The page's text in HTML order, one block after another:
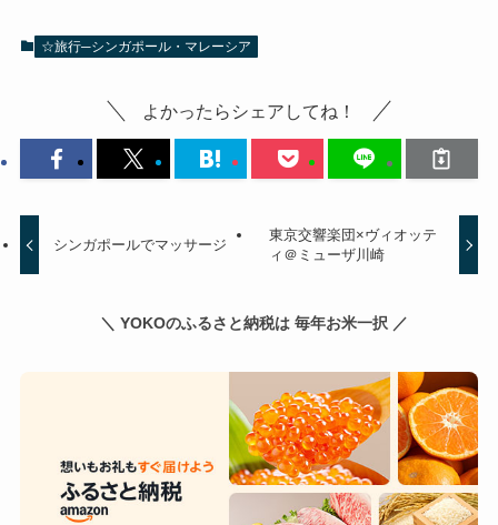
☆旅行─シンガポール・マレーシア
よかったらシェアしてね！
シンガポールでマッサージ
東京交響楽団×ヴィオッテ
ィ＠ミューザ川崎
＼ YOKOのふるさと納税は 毎年お米一択 ／